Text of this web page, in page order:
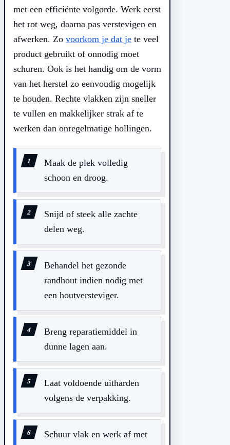
met een efficiënte volgorde. Werk eerst
het rot weg, daarna pas verstevigen en
afwerken. Zo voorkom je dat je te veel
product gebruikt of onnodig moet
schuren. Ook is het handig om de vorm
van het herstel zo eenvoudig mogelijk
te houden. Rechte vlakken zijn sneller
te vullen en makkelijker strak af te
werken dan onregelmatige hollingen.
Maak de plek volledig
schoon en droog.
Snijd of steek alle zachte
delen weg.
Behandel het gezonde
randhout indien nodig met
een houtversteviger.
Breng reparatiemiddel in
dunne lagen aan.
Laat voldoende uitharden
volgens de verpakking.
Schuur vlak en werk af met